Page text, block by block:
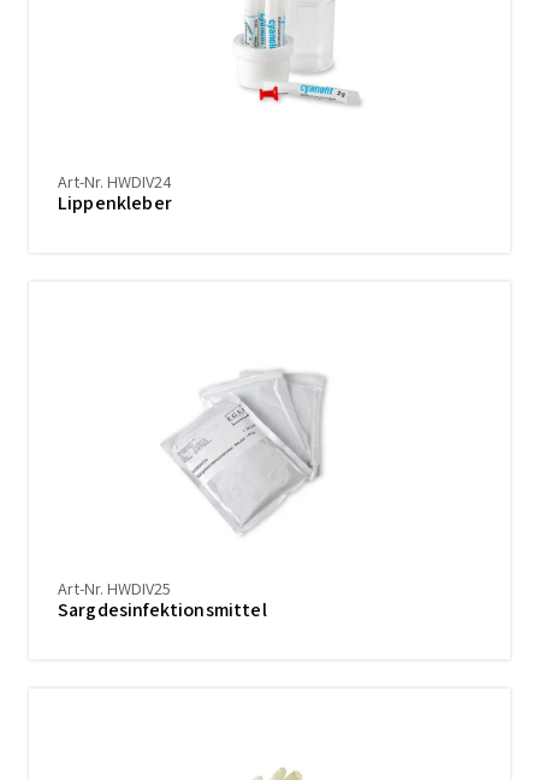
Art-Nr. HWDIV24
Lippenkleber
Art-Nr. HWDIV25
Sargdesinfektionsmittel